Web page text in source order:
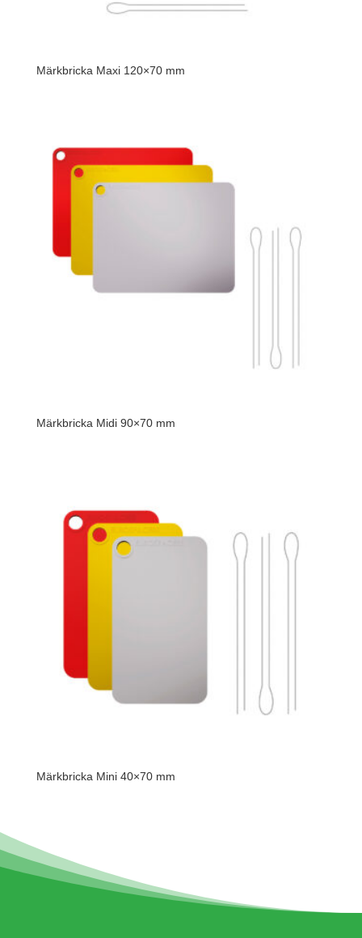
Märkbricka Maxi 120×70 mm
Märkbricka Midi 90×70 mm
Märkbricka Mini 40×70 mm